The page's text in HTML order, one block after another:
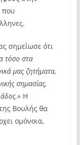
που
σημείωσε ότι
τόσο στα
μας ζητήματα,
σημασίας,
Η
Βουλής θα
ομόνοια,